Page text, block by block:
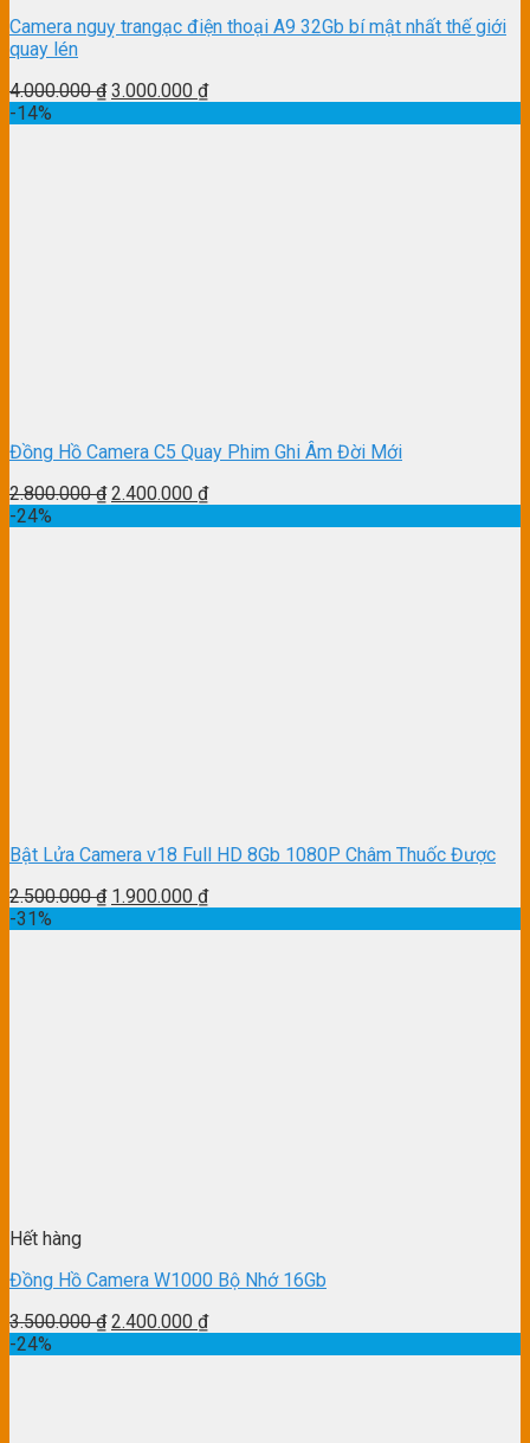
Camera nguỵ trangạc điện thoại A9 32Gb bí mật nhất thế giới
quay lén
4.000.000₫ 3.000.000 ₫
-14%
Đồng Hồ Camera C5 Quay Phim Ghi Âm Đời Mới
2.800.000₫ 2.400.000 ₫
-24%
Bật Lửa Camera v18 Full HD 8Gb 1080P Châm Thuốc Được
2.500.000₫ 1.900.000 ₫
-31%
Hết hàng
Đồng Hồ Camera W1000 Bộ Nhớ 16Gb
3.500.000₫ 2.400.000 ₫
-24%